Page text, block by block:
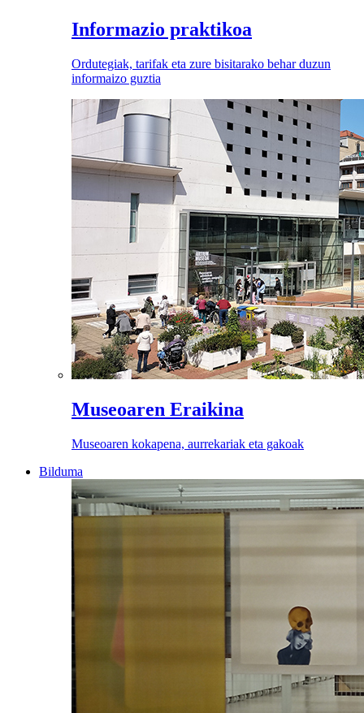
Informazio praktikoa
Ordutegiak, tarifak eta zure bisitarako behar duzun
informaizo guztia
Museoaren Eraikina
Museoaren kokapena, aurrekariak eta gakoak
Bilduma